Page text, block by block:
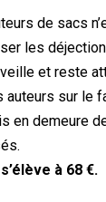
de sacs
les
et reste
auteurs sur le
en demeure
à 68 €.